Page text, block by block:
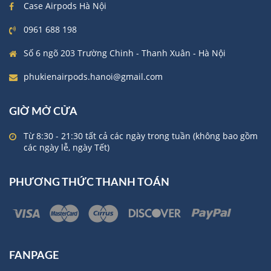
Case Airpods Hà Nội
0961 688 198
Số 6 ngõ 203 Trường Chinh - Thanh Xuân - Hà Nội
phukienairpods.hanoi@gmail.com
GIỜ MỞ CỬA
Từ 8:30 - 21:30 tất cả các ngày trong tuần (không bao gồm
các ngày lễ, ngày Tết)
PHƯƠNG THỨC THANH TOÁN
FANPAGE